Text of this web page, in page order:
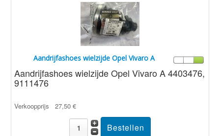
Aandrijfashoes wielzijde Opel Vivaro A
Aandrijfashoes wielzijde Opel Vivaro A 4403476,
9111476
Verkoopprijs 27,50 €